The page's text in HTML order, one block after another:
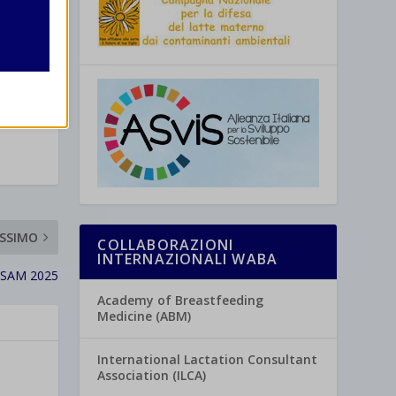
2025
COLLABORAZIONI
INTERNAZIONALI WABA
Academy of Breastfeeding
Medicine (ABM)
International Lactation Consultant
Association (ILCA)